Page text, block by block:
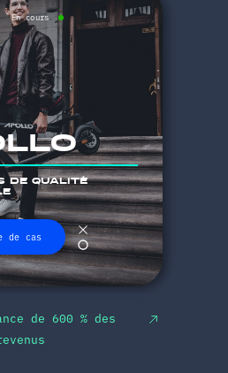
En cours
de cas
de 600 % des
de qualité